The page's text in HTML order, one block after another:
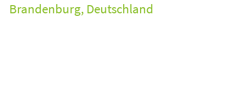
Brandenburg, Deutschland